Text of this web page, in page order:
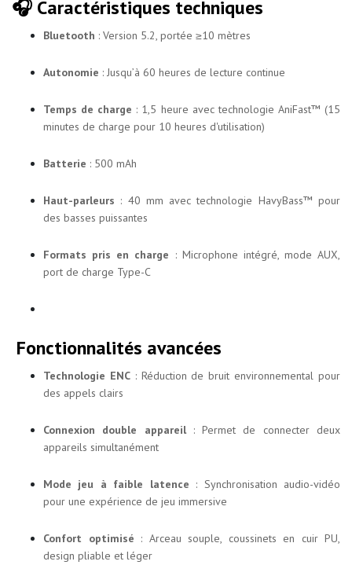
🎧 Caractéristiques techniques
Bluetooth : Version 5.2, portée ≥10 mètres
Autonomie : Jusqu’à 60 heures de lecture continue
Temps de charge : 1,5 heure avec technologie AniFast™ (15
minutes de charge pour 10 heures d'utilisation)
Batterie : 500 mAh
Haut-parleurs : 40 mm avec technologie HavyBass™ pour
des basses puissantes
Formats pris en charge : Microphone intégré, mode AUX,
port de charge Type-C
Fonctionnalités avancées
Technologie ENC: Réduction de bruit environnemental pour
des appels clairs
Connexion double appareil: Permet de connecter deux
appareils simultanément
Mode jeu à faible latence : Synchronisation audio-vidéo
pour une expérience de jeu immersive
Confort optimisé : Arceau souple, coussinets en cuir PU,
design pliable et léger